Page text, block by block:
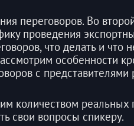
переговоров. Во
проведения
что делать и что
особенности
с представителями
количеством реальных
свои вопросы спикеру.